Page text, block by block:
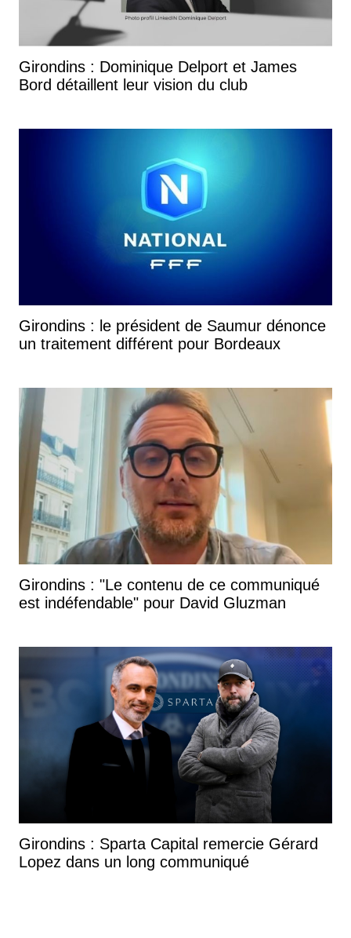
Girondins : Dominique Delport et James
Bord détaillent leur vision du club
Girondins : le président de Saumur dénonce
un traitement différent pour Bordeaux
Girondins : "Le contenu de ce communiqué
est indéfendable" pour David Gluzman
Girondins : Sparta Capital remercie Gérard
Lopez dans un long communiqué